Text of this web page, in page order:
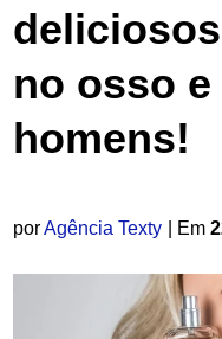
no osso
homens!
porAgência Texty | Em